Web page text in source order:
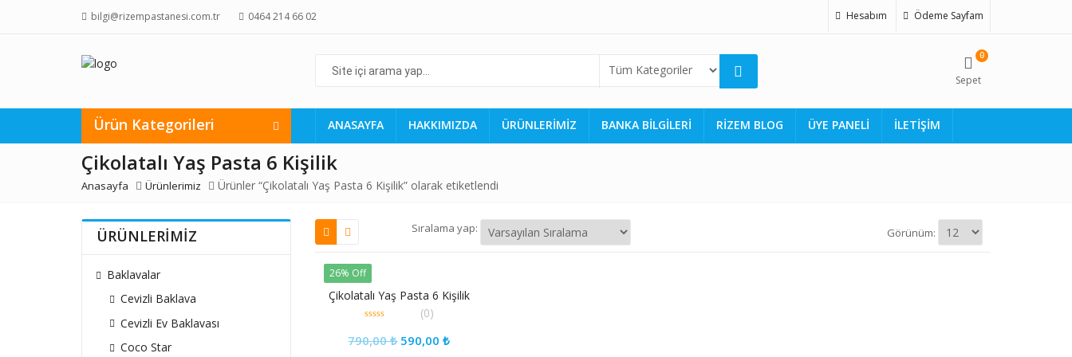
bilgi@rizempastanesi.com.tr 0464 214 66 02 Hesabım Ödeme Sayfam
0
Sepet
Ürün Kategorileri ANASAYFA HAKKIMIZDA ÜRÜNLERİMİZ BANKA BİLGİLERİ RİZEM BLOG ÜYE PANELİ İLETİŞİM
Çikolatalı Yaş Pasta 6 Kişilik
Anasayfa Ürünlerimiz Ürünler “Çikolatalı Yaş Pasta 6 Kişilik” olarak etiketlendi
Sıralama yap: Görünüm:
26% Off
Çikolatalı Yaş Pasta 6 Kişilik
out
of
(0)
790,00₺ 590,00₺
ÜRÜNLERİMİZ
Baklavalar
Cevizli Baklava
Cevizli Ev Baklavası
Coco Star